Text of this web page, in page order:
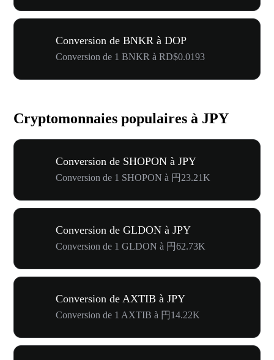
Conversion de BNKR à DOP
Conversion de 1 BNKR à RD$0.0193
Cryptomonnaies populaires à JPY
Conversion de SHOPON à JPY
Conversion de 1 SHOPON à 円23.21K
Conversion de GLDON à JPY
Conversion de 1 GLDON à 円62.73K
Conversion de AXTIB à JPY
Conversion de 1 AXTIB à 円14.22K